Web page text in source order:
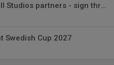
Swedish Cup and A-roll Studios partners - sign three-year agreement 2027-29
Swedish Cup 2027